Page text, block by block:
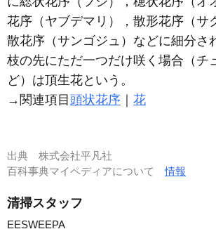
花序（ヤブデマリ），散形花序（サ
散花序（サンゴジュ）などに細分さ
枝の先にただ一つだけ咲く場合（チ
ど）は頂生花という。
→関連項目 頭状花序 花
出典 株式会社平凡社
百科事典マイペディアについて情報
清掃スタッフ
EESWEEPA